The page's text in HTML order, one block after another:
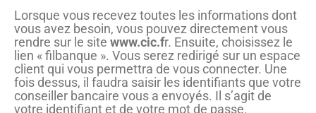
Lorsque vous recevez toutes les informations dont
vous avez besoin, vous pouvez directement vous
rendre sur le site www.cic.fr. Ensuite, choisissez le
lien « filbanque ». Vous serez redirigé sur un espace
client qui vous permettra de vous connecter. Une
fois dessus, il faudra saisir les identifiants que votre
conseiller bancaire vous a envoyés. Il s’agit de
votre identifiant et de votre mot de passe.